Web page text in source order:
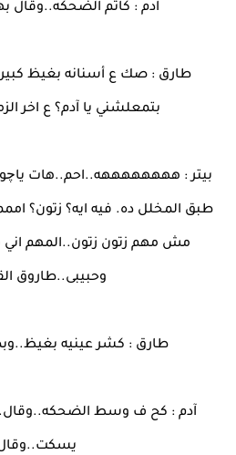
آدم : كاتم
طارق : صك ع أسنانه بغيظ
بتمعلشني يا آدم؟ ع اخر
بيتر : ههههههههه..احم..هات
طبق المخلل ده. فيه ايه؟ زتون؟
مش مهم زتون زتون..المهم
وحبيبى..طاروق
طارق : كشر عينيه
آدم : كح ف وسط